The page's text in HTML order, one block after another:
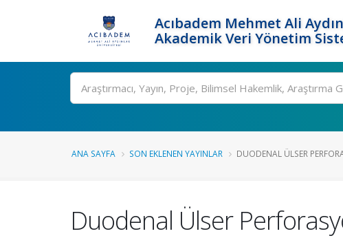
Acıbadem Mehmet Ali
Akademik Veri Yönetim
Ara
ANA SAYFA SON EKLENEN YAYINLAR DUODENAL ÜLSER
Duodenal Ülser